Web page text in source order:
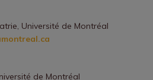
Université de Montréal
de Montréal